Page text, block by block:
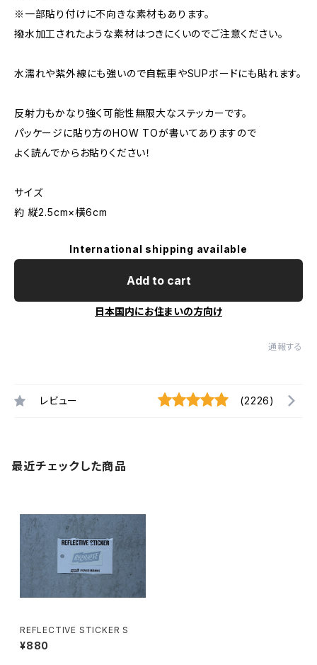
※一部貼り付けに不向きな素材もあります。
撥水加工されたような素材はつきにくいのでご注意ください。
水濡れや紫外線にも強いので自転車やSUPボードにも貼れます。
反射力もかなり強く可能性無限大なステッカーです。
パッケージに貼り方のHOW TOが書いてありますので
よく読んでからお貼りください！
サイズ
約 縦2.5cm×横6cm
International shipping available
Add to cart
日本国内にお住まいの方向け
通報する
レビュー (2226)
最近チェックした商品
REFLECTIVE STICKER S
¥880